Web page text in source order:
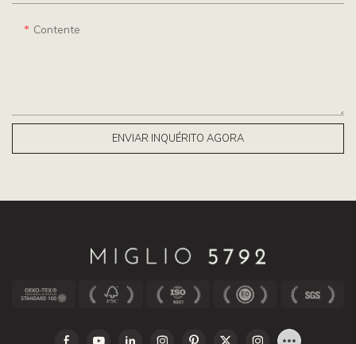
Contente
ENVIAR INQUÉRITO AGORA